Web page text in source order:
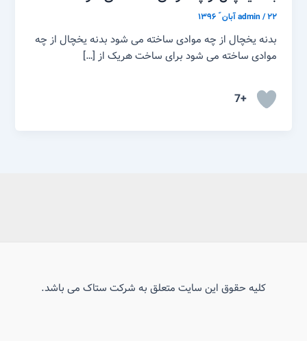
admin/۲۲ آبان ّ ۱۳۹۶
بدنه یخچال از چه موادی ساخته می شود بدنه یخچال از چه
موادی ساخته می شود برای ساخت هریک از […]
+7
کلیه حقوق این سایت متعلق به شرکت ستاک می باشد.